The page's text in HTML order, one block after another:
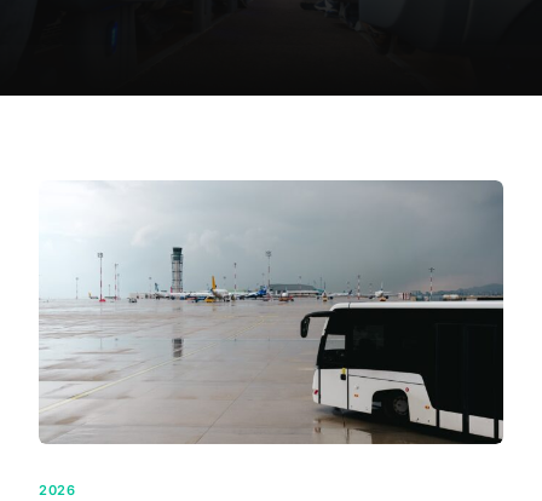
2026
Vacanze Viaggi Frosinone